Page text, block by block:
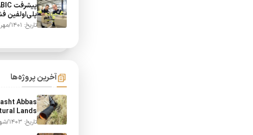
پلی‌اولفین
تاریخ: 1401/مهر/18
آخرین پروژه‌ها
Abbas
Lands
تاریخ: 1403/شهریور/06